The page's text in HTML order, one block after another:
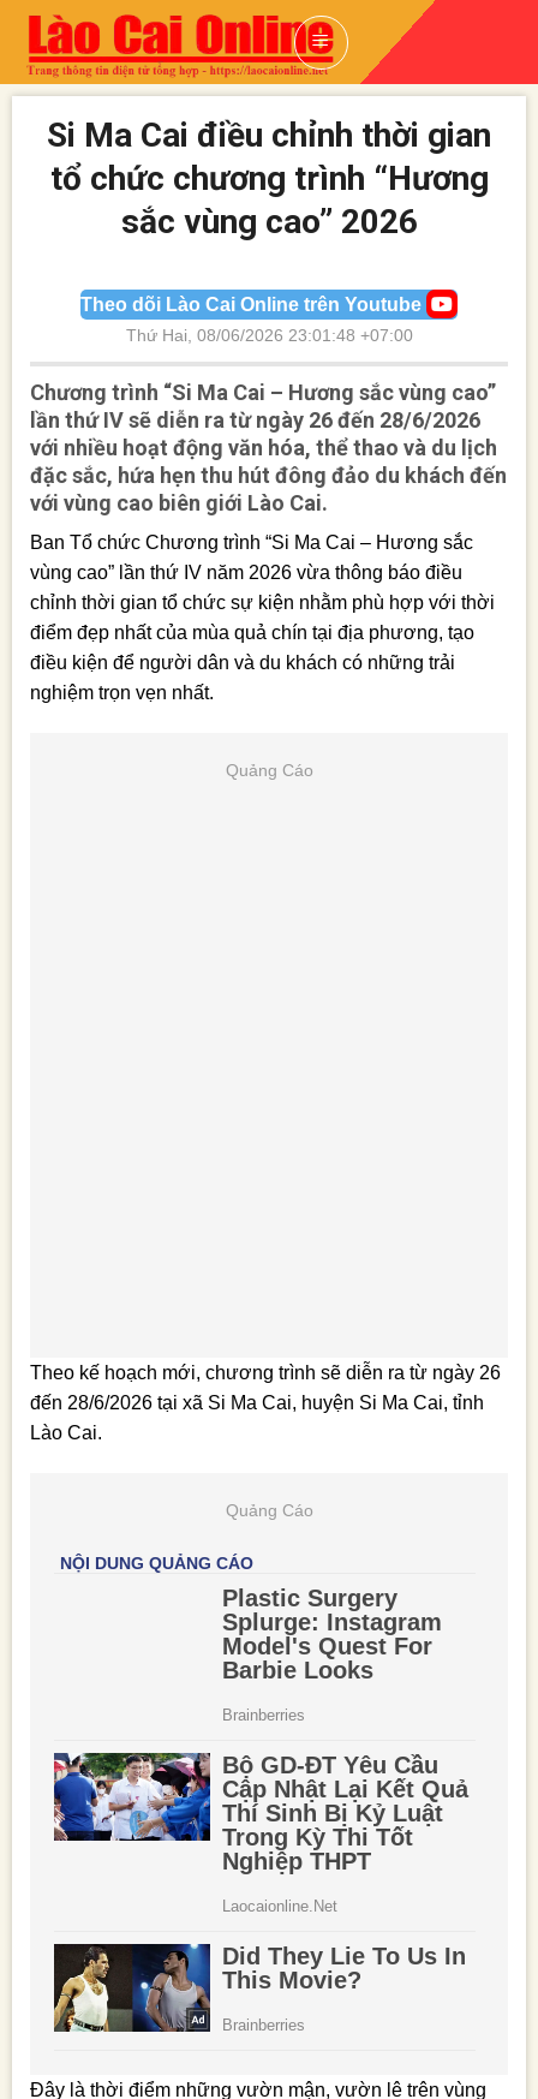
Skip
content
Si Ma Cai điều chỉnh thời gian
tổ chức chương trình “Hương
sắc vùng cao” 2026
Theo dõi Lào Cai Online trên Youtube
Thứ Hai, 08/06/2026 23:01:48 +07:00
Chương trình “Si Ma Cai – Hương sắc vùng cao”
lần thứ IV sẽ diễn ra từ ngày 26 đến 28/6/2026
với nhiều hoạt động văn hóa, thể thao và du lịch
đặc sắc, hứa hẹn thu hút đông đảo du khách đến
với vùng cao biên giới Lào Cai.
Ban Tổ chức Chương trình “Si Ma Cai – Hương sắc
vùng cao” lần thứ IV năm 2026 vừa thông báo điều
chỉnh thời gian tổ chức sự kiện nhằm phù hợp với thời
điểm đẹp nhất của mùa quả chín tại địa phương, tạo
điều kiện để người dân và du khách có những trải
nghiệm trọn vẹn nhất.
Quảng Cáo
Theo kế hoạch mới, chương trình sẽ diễn ra từ ngày 26
đến 28/6/2026 tại xã Si Ma Cai, huyện Si Ma Cai, tỉnh
Lào Cai.
Quảng Cáo
Đây là thời điểm những vườn mận, vườn lê trên vùng